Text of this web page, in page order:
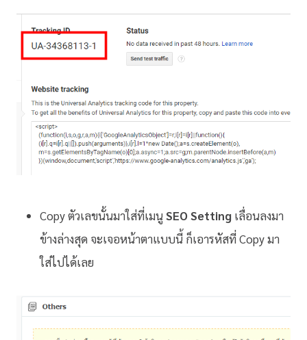
Copy ตัวเลขนั้นมาใส่ที่เมนู SEO Setting เลื่อนลงมา
ข้างล่างสุด จะเจอหน้าตาแบบนี้ ก็เอารหัสที่ Copy มา
ใส่ไปได้เลย